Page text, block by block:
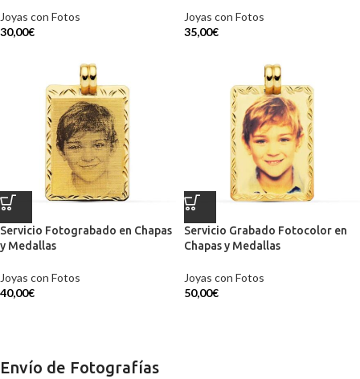
Joyas con Fotos
30,00€
Joyas con Fotos
35,00€
Servicio Fotograbado en Chapas
y Medallas
Joyas con Fotos
40,00€
Servicio Grabado Fotocolor en
Chapas y Medallas
Joyas con Fotos
50,00€
Envío de Fotografías